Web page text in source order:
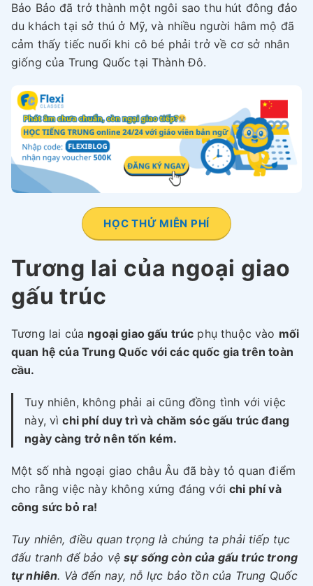
Bảo Bảo đã trở thành một ngôi sao thu hút đông đảo
du khách tại sở thú ở Mỹ, và nhiều người hâm mộ đã
cảm thấy tiếc nuối khi cô bé phải trở về cơ sở nhân
giống của Trung Quốc tại Thành Đô.
HỌC THỬ MIỄN PHÍ
Tương lai của ngoại giao
gấu trúc
Tương lai của ngoại giao gấu trúc phụ thuộc vào mối
quan hệ của Trung Quốc với các quốc gia trên toàn
cầu.
Tuy nhiên, không phải ai cũng đồng tình với việc
này, vìchi phí duy trì và chăm sóc gấu trúc đang
ngày càng trở nên tốn kém.
Một số nhà ngoại giao châu Âu đã bày tỏ quan điểm
cho rằng việc này không xứng đáng vớichi phí và
công sức bỏ ra!
Tuy nhiên, điều quan trọng là chúng ta phải tiếp tục
đấu tranh để bảo vệsự sống còn của gấu trúc trong
tự nhiên. Và đến nay, nỗ lực bảo tồn của Trung Quốc